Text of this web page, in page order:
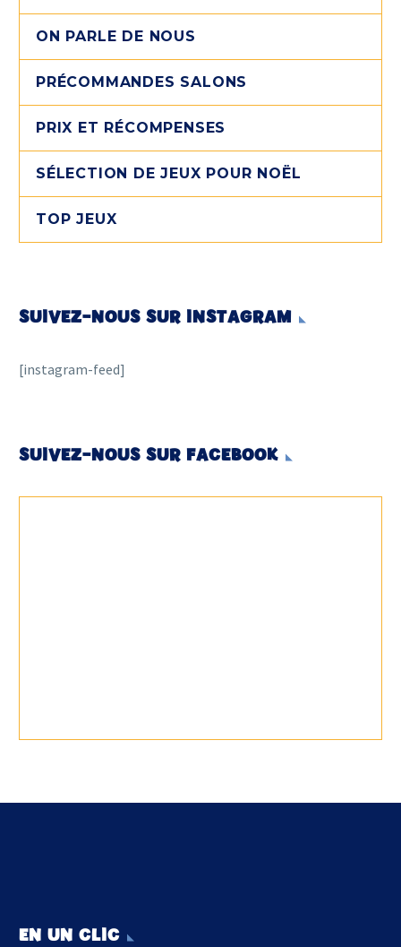
ON PARLE DE NOUS
PRÉCOMMANDES SALONS
PRIX ET RÉCOMPENSES
SÉLECTION DE JEUX POUR NOËL
TOP JEUX
SUIVEZ-NOUS SUR INSTAGRAM
[instagram-feed]
SUIVEZ-NOUS SUR FACEBOOK
EN UN CLIC